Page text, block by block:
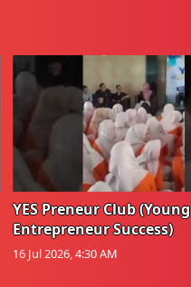
YES Preneur Club (Young
Entrepreneur Success)
16 Jul 2026, 4:30 AM